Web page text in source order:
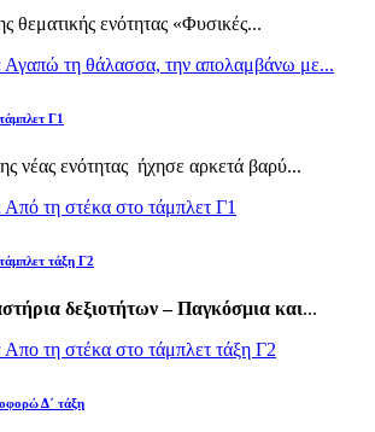
θεματικής ενότητας «Φυσικές...
Αγαπώ τη θάλασσα, την απολαμβάνω με...
Γ1
νέας ενότητας ήχησε αρκετά βαρύ...
τη στέκα στο τάμπλετ Γ1
τάξη Γ2
δεξιοτήτων – Παγκόσμια και...
τη στέκα στο τάμπλετ τάξη Γ2
Δ΄ τάξη